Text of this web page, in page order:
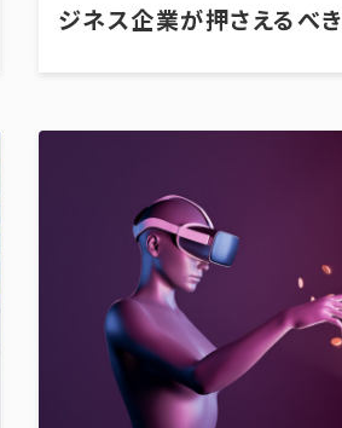
ジネス企業が押さえるべ